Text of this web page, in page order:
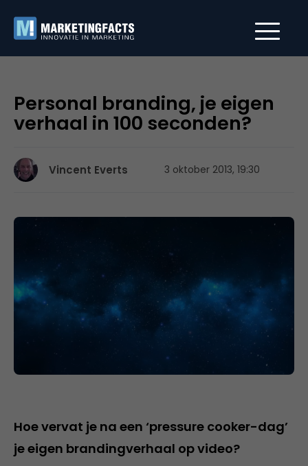
Personal branding, je eigen
verhaal in 100 seconden?
Vincent Everts 3 oktober 2013, 19:30
Hoe vervat je na een ‘pressure cooker-dag’
je eigen brandingverhaal op video?